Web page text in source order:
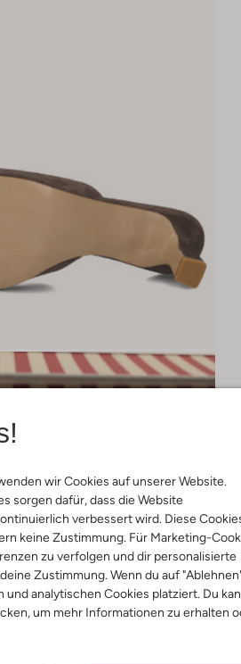
wir Cookies auf unserer Website.
sorgen dafür, dass die Website
verbessert wird. Diese
keine Zustimmung. Für Marketing-
zu verfolgen und dir personalisierte
Zustimmung. Wenn du auf
analytischen Cookies platziert. Du
um mehr Informationen zu erhalten